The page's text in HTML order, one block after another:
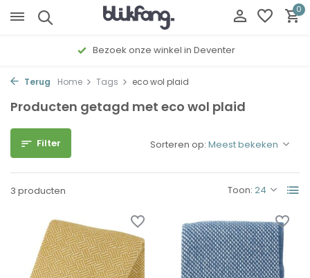
0
Bezoek onze winkel in Deventer
Terug Home Tags eco wol plaid
Producten getagd met eco wol plaid
Filter
3 producten Toon:
Sorteren op: